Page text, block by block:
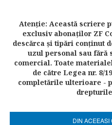
Atenţie: Această scriere
exclusiv abonaţilor ZF
descărca şi tipări conţinut
uzul personal sau fără
comercial. Toate
de către Legea nr. 8/
completările ulterioare -
DIN ACEEASI